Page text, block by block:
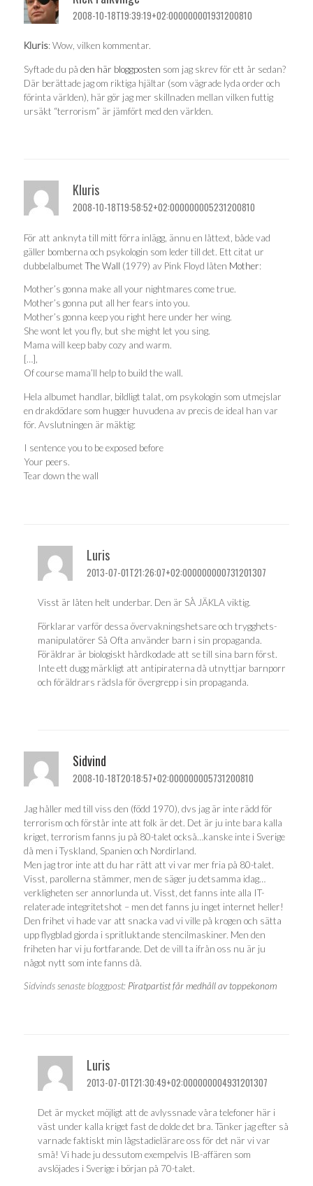
2008-10-18T19:39:19+02:000000001931200810
Kluris: Wow, vilken kommentar.
Syftade du på den här bloggposten som jag skrev för ett år sedan?
Där berättade jag om riktiga hjältar (som vägrade lyda order och
förinta världen), här gör jag mer skillnaden mellan vilken futtig
ursäkt “terrorism” är jämfört med den världen.
Kluris
2008-10-18T19:58:52+02:000000005231200810
För att anknyta till mitt förra inlägg, ännu en låttext, både vad
gäller bomberna och psykologin som leder till det. Ett citat ur
dubbelalbumetThe Wall (1979) av Pink Floyd låten Mother:
Mother’s gonna make all your nightmares come true.
Mother’s gonna put all her fears into you.
Mother’s gonna keep you right here under her wing.
She wont let you fly, but she might let you sing.
Mama will keep baby cozy and warm.
[…],
Of course mama’ll help to build the wall.
Hela albumet handlar, bildligt talat, om psykologin som utmejslar
en drakdödare som hugger huvudena av precis de ideal han var
för. Avslutningen är mäktig:
I sentence you to be exposed before
Your peers.
Tear down the wall
Luris
2013-07-01T21:26:07+02:000000000731201307
Visst är låten helt underbar. Den är SÅ JÄKLA viktig.
Förklarar varför dessa övervakningshetsare och trygghets-
manipulatörer Så Ofta använder barn i sin propaganda.
Föräldrar är biologiskt hårdkodade att se till sina barn först.
Inte ett dugg märkligt att antipiraterna då utnyttjar barnporr
och föräldrars rädsla för övergrepp i sin propaganda.
Sidvind
2008-10-18T20:18:57+02:000000005731200810
Jag håller med till viss den (född 1970), dvs jag är inte rädd för
terrorism och förstår inte att folk är det. Det är ju inte bara kalla
kriget, terrorism fanns ju på 80-talet också…kanske inte i Sverige
då men i Tyskland, Spanien och Nordirland.
Men jag tror inte att du har rätt att vi var mer fria på 80-talet.
Visst, parollerna stämmer, men de säger ju detsamma idag…
verkligheten ser annorlunda ut. Visst, det fanns inte alla IT-
relaterade integritetshot – men det fanns ju inget internet heller!
Den frihet vi hade var att snacka vad vi ville på krogen och sätta
upp flygblad gjorda i spritluktande stencilmaskiner. Men den
friheten har vi ju fortfarande. Det de vill ta ifrån oss nu är ju
något nytt som inte fanns då.
Sidvinds senaste bloggpost: Piratpartist får medhåll av toppekonom
Luris
2013-07-01T21:30:49+02:000000004931201307
Det är mycket möjligt att de avlyssnade våra telefoner här i
väst under kalla kriget fast de dolde det bra. Tänker jag efter så
varnade faktiskt min lågstadielärare oss för det när vi var
små! Vi hade ju dessutom exempelvis IB-affären som
avslöjades i Sverige i början på 70-talet.